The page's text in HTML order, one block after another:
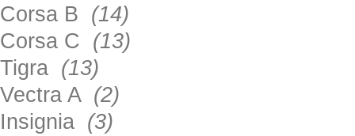
Corsa B (14)
Corsa C (13)
Tigra (13)
Vectra A (2)
Insignia (3)